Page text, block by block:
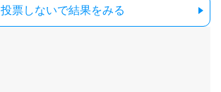
投票しないで結果をみる